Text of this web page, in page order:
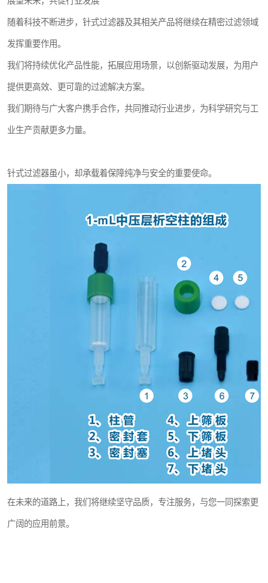
随着科技不断进步，针式过滤器及其相关产品将继续在精密过滤领域
发挥重要作用。
我们将持续优化产品性能，拓展应用场景，以创新驱动发展，为用户
提供更高效、更可靠的过滤解决方案。
我们期待与广大客户携手合作，共同推动行业进步，为科学研究与工
业生产贡献更多力量。
针式过滤器虽小，却承载着保障纯净与安全的重要使命。
在未来的道路上，我们将继续坚守品质，专注服务，与您一同探索更
广阔的应用前景。